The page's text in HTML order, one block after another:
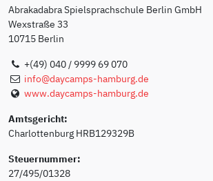
Abrakadabra Spielsprachschule Berlin GmbH
Wexstraße 33
10715 Berlin
+(49) 040 / 9999 69 070
info@daycamps-hamburg.de
www.daycamps-hamburg.de
Amts­ge­richt:
Charlottenburg HR­B129329B
Steuernummer:
27/495/01328